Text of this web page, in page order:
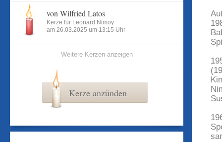
von Wilfried Latos
Kerze für Leonard Nimoy
am 26.03.2025 um 13:15 Uhr
Weitere Kerzen anzeigen
Kerze anzünden